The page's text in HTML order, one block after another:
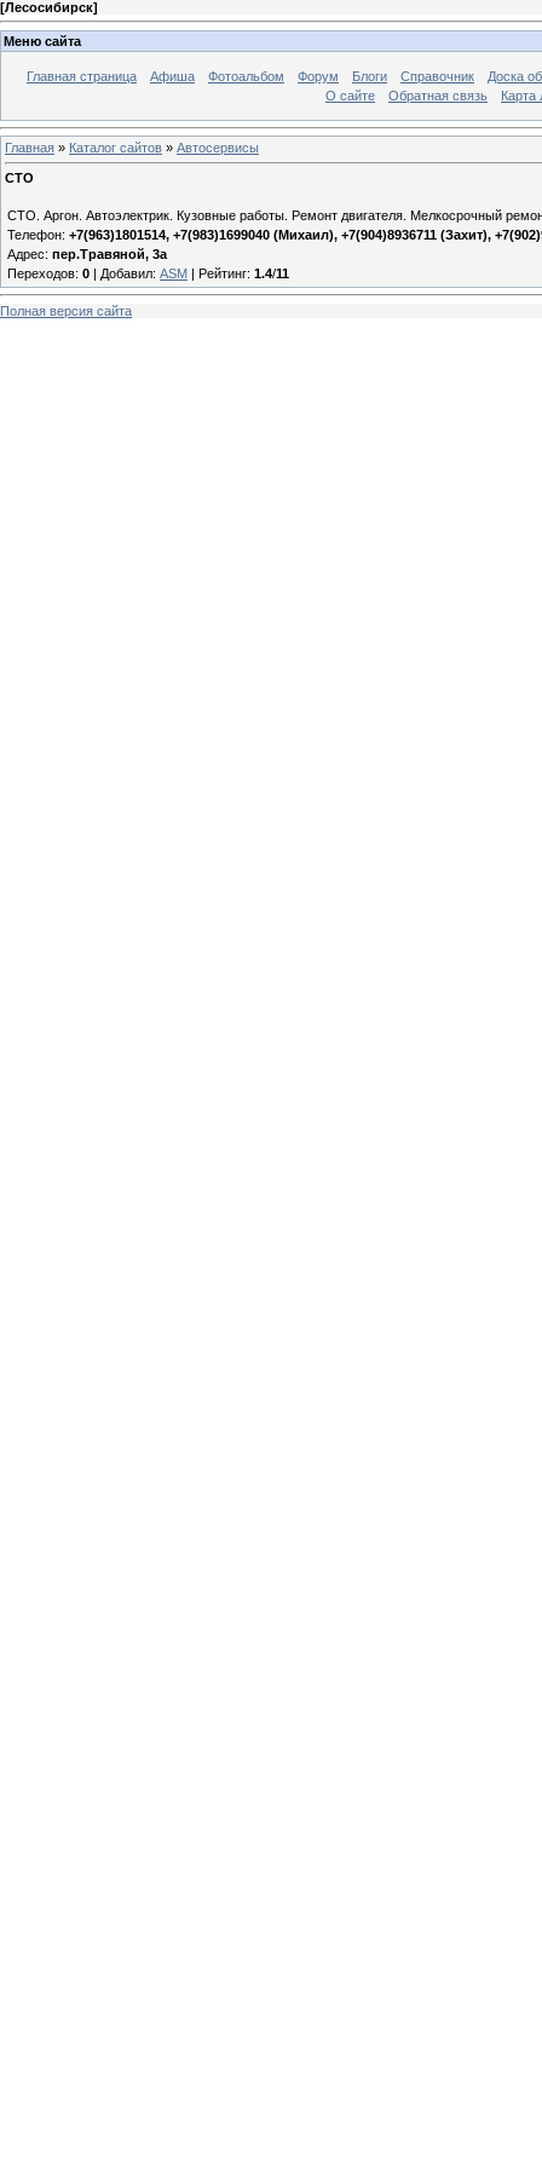
[Лесосибирск]
Меню сайта
Главная страница Афиша Фотоальбом Форум Блоги Справочник
Доска
О сайте
Обратная связь Карта
Главная » Каталог сайтов » Автосервисы
СТО
СТО. Аргон. Автоэлектрик. Кузовные работы. Ремонт двигателя. Мелкосрочный
Телефон: +7(963)1801514, +7(983)1699040 (Михаил), +7(904)8936711 (Захит),
Адрес: пер.Травяной, 3а
Переходов: 0 | Добавил: ASM | Рейтинг: 1.4/11
Полная версия сайта